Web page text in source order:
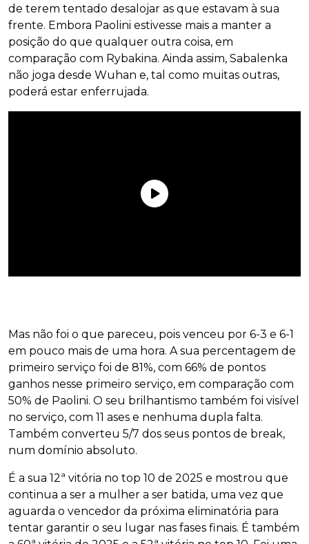
de terem tentado desalojar as que estavam à sua
frente. Embora Paolini estivesse mais a manter a
posição do que qualquer outra coisa, em
comparação com Rybakina. Ainda assim, Sabalenka
não joga desde Wuhan e, tal como muitas outras,
poderá estar enferrujada.
Mas não foi o que pareceu, pois venceu por 6-3 e 6-1
em pouco mais de uma hora. A sua percentagem de
primeiro serviço foi de 81%, com 66% de pontos
ganhos nesse primeiro serviço, em comparação com
50% de Paolini. O seu brilhantismo também foi visível
no serviço, com 11 ases e nenhuma dupla falta.
Também converteu 5/7 dos seus pontos de break,
num domínio absoluto.
É a sua 12ª vitória no top 10 de 2025 e mostrou que
continua a ser a mulher a ser batida, uma vez que
aguarda o vencedor da próxima eliminatória para
tentar garantir o seu lugar nas fases finais. É também